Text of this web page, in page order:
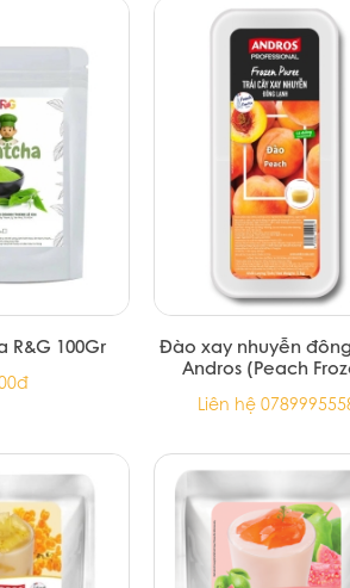
R&G 100Gr
Đào xay nhuyễn
Andros (Peach
Liên hệ